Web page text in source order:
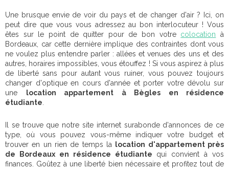
Une brusque envie de voir du pays et de changer d'air ? Ici, on
peut dire que vous vous adressez au bon interlocuteur ! Vous
êtes sur le point de quitter pour de bon votre colocation à
Bordeaux, car cette dernière implique des contraintes dont vous
ne voulez plus entendre parler : allées et venues des uns et des
autres, horaires impossibles, vous étouffez ! Si vous aspirez à plus
de liberté sans pour autant vous ruiner, vous pouvez toujours
changer d'optique en cours d'année et porter votre dévolu sur
une
location appartement à Bègles en résidence
étudiante
Il se trouve que notre site internet surabonde d'annonces de ce
type, où vous pouvez vous-même indiquer votre budget et
trouver en un rien de temps la
location d'appartement près
de Bordeaux en résidence étudiante qui convient à vos
finances. Goûtez à une liberté bien nécessaire et profitez tout de